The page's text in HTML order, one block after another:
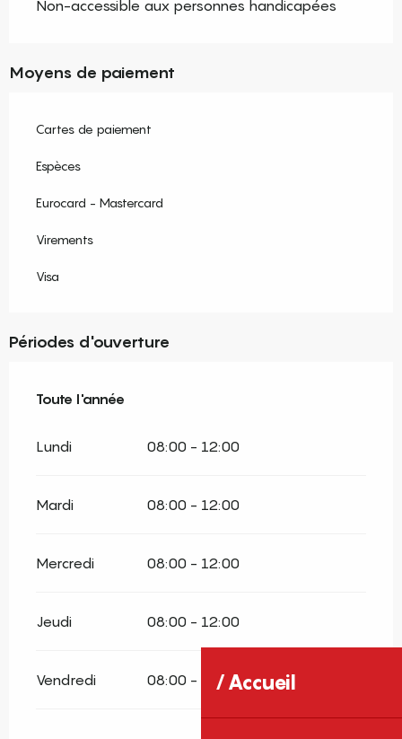
Accueil
Non-accessible aux personnes handicapées
Moyens de paiement
Cartes de paiement
Espèces
Eurocard - Mastercard
Virements
Visa
Périodes d'ouverture
Toute l'année
Toute l'année
Lundi 08:00 - 12:00
Mardi 08:00 - 12:00
Mercredi 08:00 - 12:00
Jeudi 08:00 - 12:00
Vendredi 08:00 - 12:00